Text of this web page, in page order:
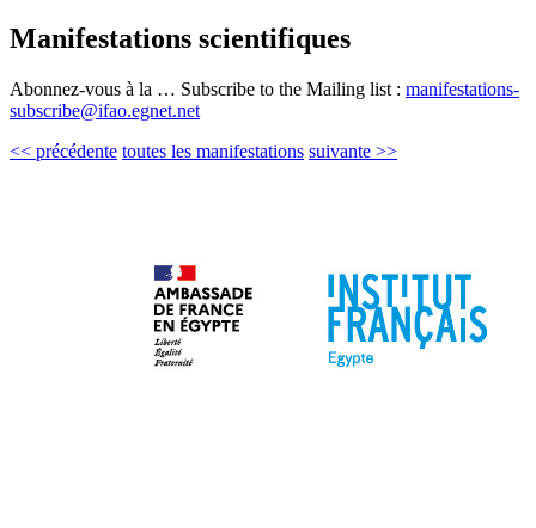
Manifestations scientifiques
Abonnez-vous à la … Subscribe to the Mailing list : manifestations-
subscribe@ifao.egnet.net
<< précédente toutes les manifestations suivante >>